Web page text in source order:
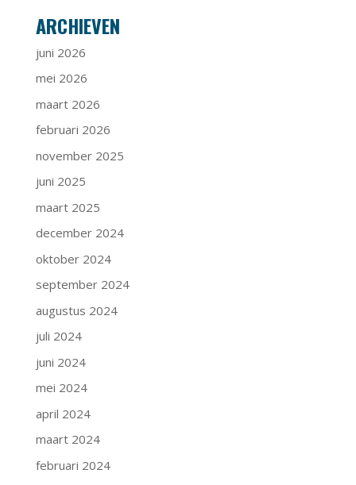
ARCHIEVEN
juni 2026
mei 2026
maart 2026
februari 2026
november 2025
juni 2025
maart 2025
december 2024
oktober 2024
september 2024
augustus 2024
juli 2024
juni 2024
mei 2024
april 2024
maart 2024
februari 2024